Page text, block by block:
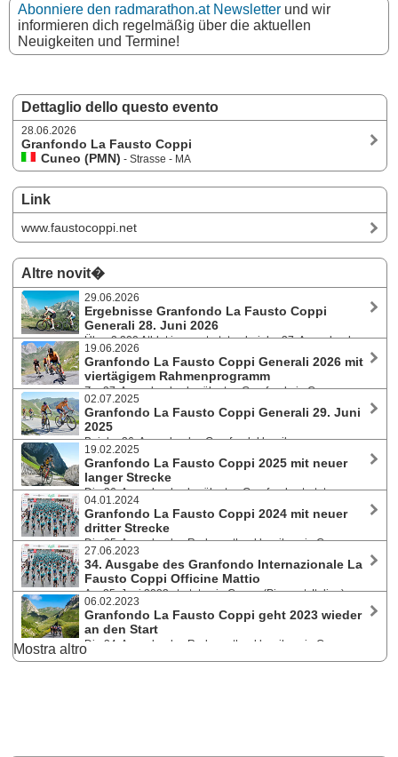
Dettaglio dello questo evento
28.06.2026
Granfondo La Fausto Coppi
Cuneo (PMN) - Strasse - MA
Link
www.faustocoppi.net
Altre novit�
29.06.2026
Ergebnisse Granfondo La Fausto Coppi
Generali 28. Juni 2026
Über 2.200 Athlet:innen starteten bei der 37. Ausgabe des
Granfondoklassikers in Cuneo (Piemont, Italien) auf die drei Strecken.
Federico Borella and Annalisa Prato gewannen auf der Langstrecke
über 172 km / 4.300 hm.
19.06.2026
Granfondo La Fausto Coppi Generali 2026 mit
viertägigem Rahmenprogramm
Zur 37. Ausgabe des berühmten Granfondo in Cuneo
(Italien) bieten die Veranstalter heuer von 25. bis 28. Juni vier Tage
voller Sport, Kultur und kulinarischer Genüsse. Sportlich wird es bei den
Jugendrennen, einer neuen Gravel-Radtour und dem Radmarathon am
Sonntag.
02.07.2025
Granfondo La Fausto Coppi Generali 29. Juni
2025
Bei der 36. Ausgabe des Granfondoklassikers waren
insgesamt über 2.500 Registrierungen aus 42 verschiedenen Nationen
eingegangen. Über 2.300 Athlet:innen starteten in Cuneo (Piemont,
Italien) auf die drei Strecken.
19.02.2025
Granfondo La Fausto Coppi 2025 mit neuer
langer Strecke
Die 36. Ausgabe des berühmten Granfondo startet am
Sonntag, den 29. Juni 2025, in Cuneo (Piemont). Heuer wird die
Granfondostrecke noch spektakulärer, denn sie führt wieder über den
Anstieg auf den Colle di Sampeyre (2.284m).
04.01.2024
Granfondo La Fausto Coppi 2024 mit neuer
dritter Strecke
Die 35. Ausgabe des Radmarathonklassikers in Cuneo
(Piemont) am Sonntag, 30. Juni 2024, bietet neben den beiden
traditionellen Distanzen die Fauniera Classic als nicht-kompetitive
Strecke an. Bis 7. Jänner gilt noch die vergünstigte Startgebühr.
27.06.2023
34. Ausgabe des Granfondo Internazionale La
Fausto Coppi Officine Mattio
Am 25. Juni 2023 starteten in Cuneo (Piemont, Italien)
2.000 AthletInnen aus 24 verschiedenen Nationen auf zwei
anspruchsvollen Strecken über 177 Kilometer und 4.125 Höhenmeter
bzw. 111 Kilometer und 2.500 Höhenmeter.
06.02.2023
Granfondo La Fausto Coppi geht 2023 wieder
an den Start
Die 34. Ausgabe des Radmarathonklassikers in Cuneo
(Piemont) am Sonntag, 25. Juni 2023, bietet wieder zwei Rennstrecken
Mostra altro
Abonniere den radmarathon.at Newsletter und wir
informieren dich regelmäßig über die aktuellen
Neuigkeiten und Termine!